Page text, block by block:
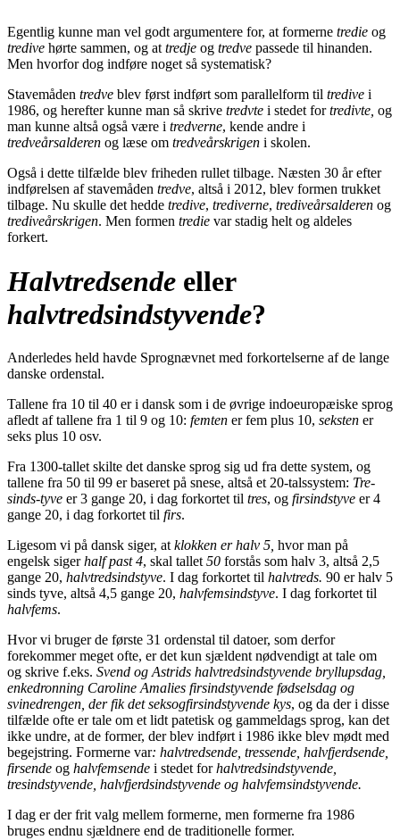
Egentlig kunne man vel godt argumentere for, at formerne tredie og
tredive hørte sammen, og at tredje og tredve passede til hinanden.
Men hvorfor dog indføre noget så systematisk?
Stavemåden tredve blev først indført som parallelform til tredive i
1986, og herefter kunne man så skrive tredvte i stedet fortredivte, og
man kunne altså også være i tredverne, kende andre i
tredveårsalderen og læse om tredveårskrigen i skolen.
Også i dette tilfælde blev friheden rullet tilbage. Næsten 30 år efter
indførelsen af stavemåden tredve, altså i 2012, blev formen trukket
tilbage. Nu skulle det hedde tredive, trediverne, trediveårsalderen og
trediveårskrigen. Men formen tredie var stadig helt og aldeles
forkert.
Halvtredsende eller
halvtredsindstyvende?
Anderledes held havde Sprognævnet med forkortelserne af de lange
danske ordenstal.
Tallene fra 10 til 40 er i dansk som i de øvrige indoeuropæiske sprog
afledt af tallene fra 1 til 9 og 10: femten er fem plus 10, seksten er
seks plus 10 osv.
Fra 1300-tallet skilte det danske sprog sig ud fra dette system, og
tallene fra 50 til 99 er baseret på snese, altså et 20-talssystem: Tre-
sinds-tyve er 3 gange 20, i dag forkortet til tres, og firsindstyve er 4
gange 20, i dag forkortet til firs.
Ligesom vi på dansk siger, at klokken er halv 5, hvor man på
engelsk sigerhalf past 4, skal tallet 50 forstås som halv 3, altså 2,5
gange 20, halvtredsindstyve. I dag forkortet til halvtreds. 90 er halv 5
sinds tyve, altså 4,5 gange 20, halvfemsindstyve. I dag forkortet til
halvfems.
Hvor vi bruger de første 31 ordenstal til datoer, som derfor
forekommer meget ofte, er det kun sjældent nødvendigt at tale om
og skrive f.eks. Svend og Astrids halvtredsindstyvende bryllupsdag,
enkedronning Caroline Amalies firsindstyvende fødselsdag og
svinedrengen, der fik det seksogfirsindstyvende kys, og da der i disse
tilfælde ofte er tale om et lidt patetisk og gammeldags sprog, kan det
ikke undre, at de former, der blev indført i 1986 ikke blev mødt med
begejstring. Formerne var: halvtredsende, tressende, halvfjerdsende,
firsende og halvfemsende i stedet forhalvtredsindstyvende,
tresindstyvende, halvfjerdsindstyvende og halvfemsindstyvende.
I dag er der frit valg mellem formerne, men formerne fra 1986
bruges endnu sjældnere end de traditionelle former.